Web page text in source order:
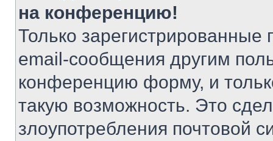
на конференцию!
Только зарегистрированные
email-сообщения другим
конференцию форму, и
такую возможность. Это
злоупотребления почтовой